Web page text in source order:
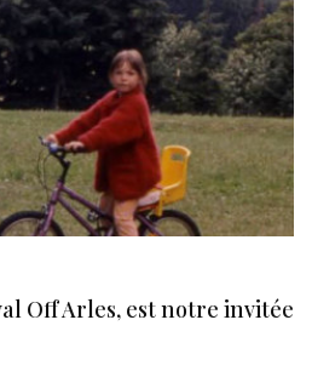
Off Arles, est notre invitée